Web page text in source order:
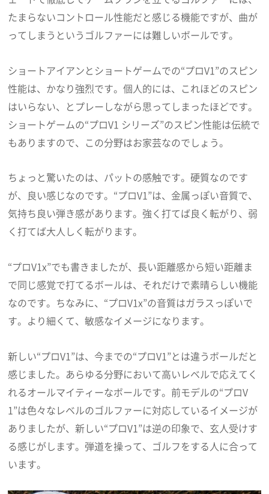
たまらないコントロール性能だと感じる機能ですが、曲が
ってしまうというゴルファーには難しいボールです。
ショートアイアンとショートゲームでの“プロV1”のスピン
性能は、かなり強烈です。個人的には、これほどのスピン
はいらない、とプレーしながら思ってしまったほどです。
ショートゲームの“プロV1 シリーズ”のスピン性能は伝統で
もありますので、この分野はお家芸なのでしょう。
ちょっと驚いたのは、パットの感触です。硬質なのです
が、良い感じなのです。“プロV1”は、金属っぽい音質で、
気持ち良い弾き感があります。強く打てば良く転がり、弱
く打てば大人しく転がります。
“プロV1x”でも書きましたが、長い距離感から短い距離ま
で同じ感覚で打てるボールは、それだけで素晴らしい機能
なのです。ちなみに、“プロV1x”の音質はガラスっぽいで
す。より細くて、敏感なイメージになります。
新しい“プロV1”は、今までの“プロV1”とは違うボールだと
感じました。あらゆる分野において高いレベルで応えてく
れるオールマイティーなボールです。前モデルの“プロV
1”は色々なレベルのゴルファーに対応しているイメージが
ありましたが、新しい“プロV1”は逆の印象で、玄人受けす
る感じがします。弾道を操って、ゴルフをする人に合って
います。